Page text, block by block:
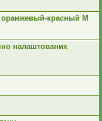
оранжевый-красный M
налаштованих